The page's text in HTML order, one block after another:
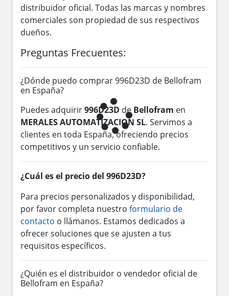
distribuidor oficial. Todas las marcas y nombres
comerciales son propiedad de sus respectivos
dueños.
Preguntas Frecuentes:
¿Dónde puedo comprar 996D23D de Bellofram
en España?
Puedes adquirir996D23D deBellofram en
MERALES AUTOMATIZACION SL. Servimos a
clientes en toda España, ofreciendo precios
competitivos y un servicio confiable.
¿Cuál es el precio del 996D23D?
Para precios personalizados y disponibilidad,
por favor completa nuestro formulario de
contacto o llámanos. Estamos dedicados a
ofrecer soluciones que se ajusten a tus
requisitos específicos.
¿Quién es el distribuidor o vendedor oficial de
Bellofram en España?